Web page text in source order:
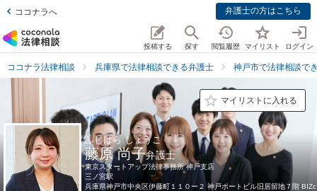
ココナラへ 弁護士の方はこちら
投稿する 探す 閲覧履歴 マイリスト ログイン
ココナラ法律相談 兵庫県で法律相談できる弁護士 神戸市で法律相談で
マイリストに入れる
ふじはら しょうこ
藤原 尚子弁護士
東京スタートアップ法律事務所 神戸支店
三ノ宮駅
兵庫県神戸市中央区伊藤町１１０ー２ 神戸ポートビル旧居留地７階 BIZc